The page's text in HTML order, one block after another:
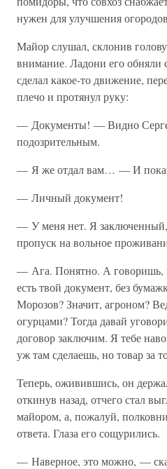
нужен для улучшения
Майор слушал, склонив
внимание. Ладони его обняли
сделал какое-то движение,
плечо и протянул руку:
— Документы! — Видно
подозрительным.
— Я же отдал вам… — И
— Личный документ!
— У меня нет. Я заключенный,
пропуск на вольное
— Ага. Понятно. А говоришь,
есть твой документ, без
Морозов? Значит, агроном?
огурцами? Тогда давай
договор заключим. Я тебе
уж там сделаешь, но товар за
Теперь, оживившись, он
откинув назад, отчего стал
майором, а, пожалуй,
ответа. Глаза его сощурились.
— Наверное, это можно, —